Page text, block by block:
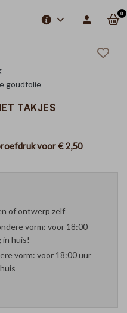
0
goudfolie
TAKJES
voor€ 2,50
of ontwerp zelf
vorm: voor 18:00
in huis!
vorm: voor 18:00 uur